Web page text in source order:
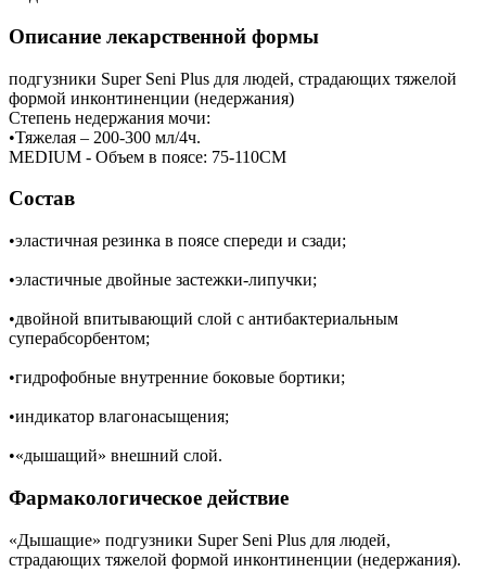
Описание лекарственной формы
подгузники Super Seni Plus для людей, страдающих тяжелой
формой инконтиненции (недержания)
Степень недержания мочи:
•Тяжелая – 200-300 мл/4ч.
MEDIUM - Объем в поясе: 75-110СМ
Состав
•эластичная резинка в поясе спереди и сзади;
•эластичные двойные застежки-липучки;
•двойной впитывающий слой с антибактериальным
суперабсорбентом;
•гидрофобные внутренние боковые бортики;
•индикатор влагонасыщения;
•«дышащий» внешний слой.
Фармакологическое действие
«Дышащие» подгузники Super Seni Plus для людей,
страдающих тяжелой формой инконтиненции (недержания).